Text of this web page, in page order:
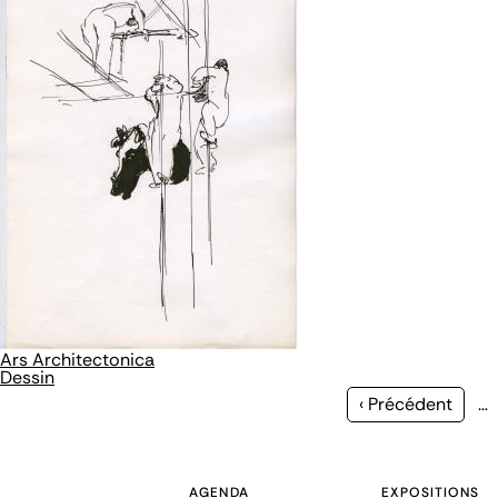
Ars Architectonica
Dessin
Page
‹ Précédent …
AGENDA EXPOSITIONS